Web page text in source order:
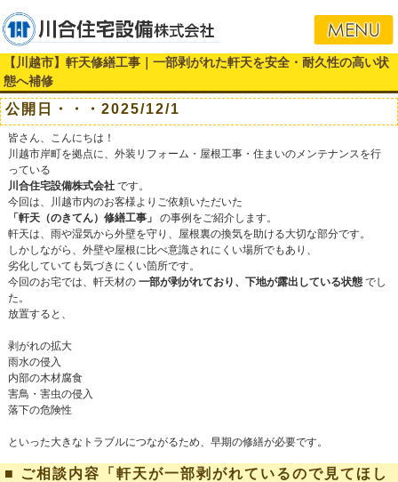
【川越市】軒天修繕工事｜一部剥がれた軒天を安全・耐久性の高い状
態へ補修
公開日・・・2025/12/1
皆さん、こんにちは！
川越市岸町を拠点に、外装リフォーム・屋根工事・住まいのメンテナンスを行
っている
川合住宅設備株式会社です。
今回は、川越市内のお客様よりご依頼いただいた
「軒天（のきてん）修繕工事」
の事例をご紹介します。
軒天は、雨や湿気から外壁を守り、屋根裏の換気を助ける大切な部分です。
しかしながら、外壁や屋根に比べ意識されにくい場所でもあり、
劣化していても気づきにくい箇所です。
今回のお宅では、軒天材の 一部が剥がれており、下地が露出している状態でし
た。
放置すると、
剥がれの拡大
雨水の侵入
内部の木材腐食
害鳥・害虫の侵入
落下の危険性
といった大きなトラブルにつながるため、早期の修繕が必要です。
■ ご相談内容「軒天が一部剥がれているので見てほし